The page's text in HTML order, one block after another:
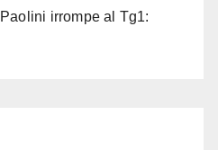
irrompe al Tg1: